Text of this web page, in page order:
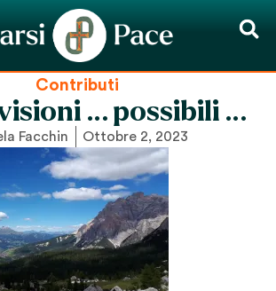
Contributi
… possibili …
Facchin Ottobre 2, 2023